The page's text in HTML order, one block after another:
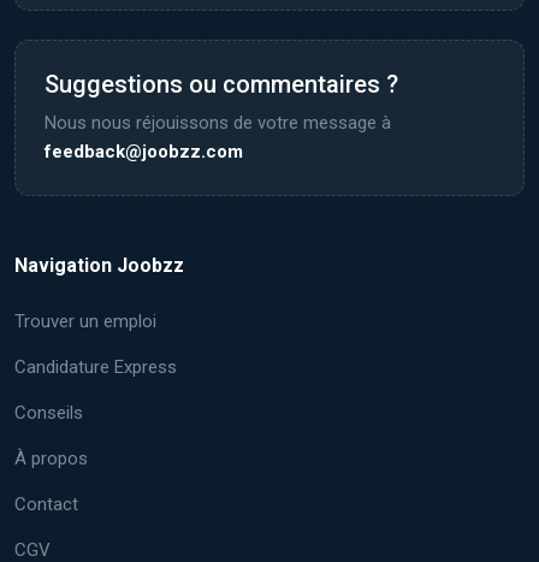
Suggestions ou commentaires ?
Nous nous réjouissons de votre message à
feedback@joobzz.com
Navigation Joobzz
Trouver un emploi
Candidature Express
Conseils
À propos
Contact
CGV